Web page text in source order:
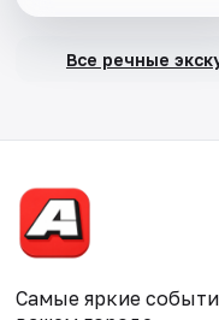
Все речные
Самые яркие